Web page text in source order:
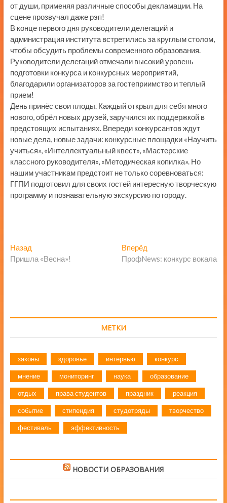
от души, применяя различные способы декламации. На
сцене прозвучал даже рэп!
В конце первого дня руководители делегаций и
администрация института встретились за круглым столом,
чтобы обсудить проблемы современного образования.
Руководители делегаций отмечали высокий уровень
подготовки конкурса и конкурсных мероприятий,
благодарили организаторов за гостеприимство и теплый
прием!
День принёс свои плоды. Каждый открыл для себя много
нового, обрёл новых друзей, заручился их поддержкой в
предстоящих испытаниях. Впереди конкурсантов ждут
новые дела, новые задачи: конкурсные площадки «Научить
учиться», «Интеллектуальный квест», «Мастерские
классного руководителя», «Методическая копилка». Но
нашим участникам предстоит не только соревноваться:
ГГПИ подготовил для своих гостей интересную творческую
программу и познавательную экскурсию по городу.
Навигация
по
НазадПредыдущая
запись:
Пришла «Весна»!
Вперёд
запись:
ПрофNews: конкурс вокала
МЕТКИ
законы здоровье интервью конкурс
мнение мониторинг наука образование
отдых права студентов праздник реакция
событие стипендия студотряды творчество
фестиваль эффективность
НОВОСТИ ОБРАЗОВАНИЯ